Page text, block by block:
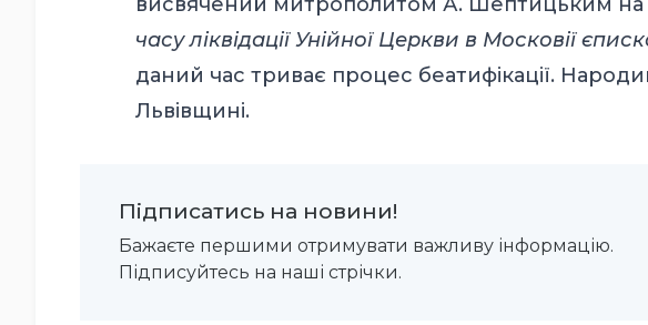
часу ліквідації Унійної Церкви в Московії
даний час триває процес беатифікації.
Львівщині.
Підписатись на новини!
Бажаєте першими отримувати важливу інформацію.
Підписуйтесь на наші стрічки.